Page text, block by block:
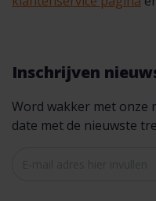
Inschrijven
Word wakker met
date met de nieuwste